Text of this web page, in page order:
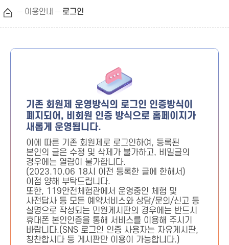
이용안내 로그인
기존 회원제 운영방식의 로그인 인증방식이
폐지되어, 비회원 인증 방식으로 홈페이지가
새롭게 운영됩니다.
이에 따른 기존 회원제로 로그인하여, 등록된
본인의 글은 수정 및 삭제가 불가하고, 비밀글의
경우에는 열람이 불가합니다.
(2023.10.06 18시 이전 등록한 글에 한해서)
이점 양해 부탁드립니다.
또한, 119안전체험관에서 운영중인 체험 및
사전답사 등 모든 예약서비스와 상담/문의/신고 등
실명으로 작성되는 민원게시판의 경우에는 반드시
휴대폰 본인인증을 통해 서비스를 이용해 주시기
바랍니다.(SNS 로그인 인증 사용자는 자유게시판,
칭찬합시다 등 게시판만 이용이 가능합니다.)